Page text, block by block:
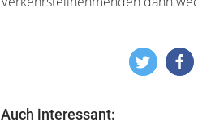
Auch interessant: